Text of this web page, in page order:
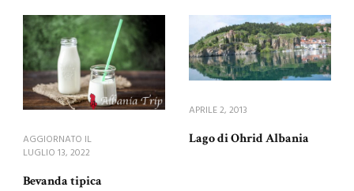
AGGIORNATO IL
LUGLIO 13, 2022
Bevanda tipica
APRILE 2, 2013
Lago di Ohrid Albania